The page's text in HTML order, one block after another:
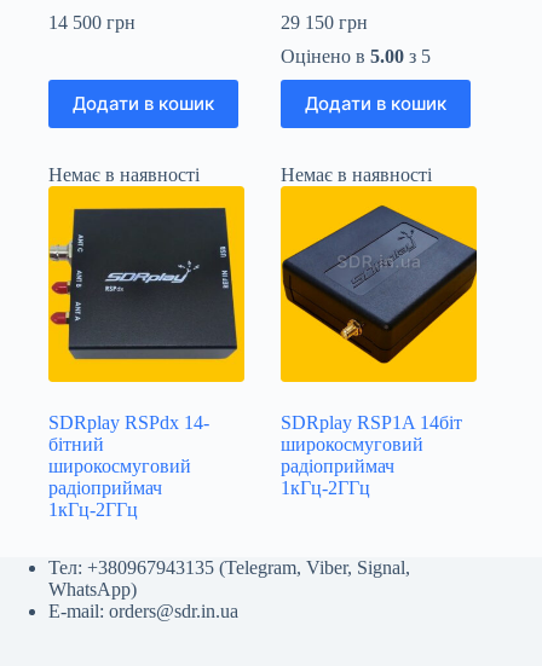
14 500 грн
Додати в кошик
29 150грн
Оцінено в5.00 з 5
Додати в кошик
Немає в наявності
SDRplay RSPdx 14-
бітний
широкосмуговий
радіоприймач
1кГц-2ГГц
Немає в наявності
SDRplay RSP1A 14біт
широкосмуговий
радіоприймач
1кГц-2ГГц
Тел: +380967943135 (Telegram, Viber, Signal,
WhatsApp)
E-mail: orders@sdr.in.ua